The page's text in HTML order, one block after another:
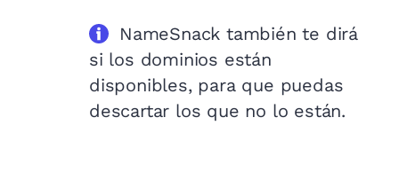
NameSnack también te dirá
si los dominios están
disponibles, para que puedas
descartar los que no lo están.